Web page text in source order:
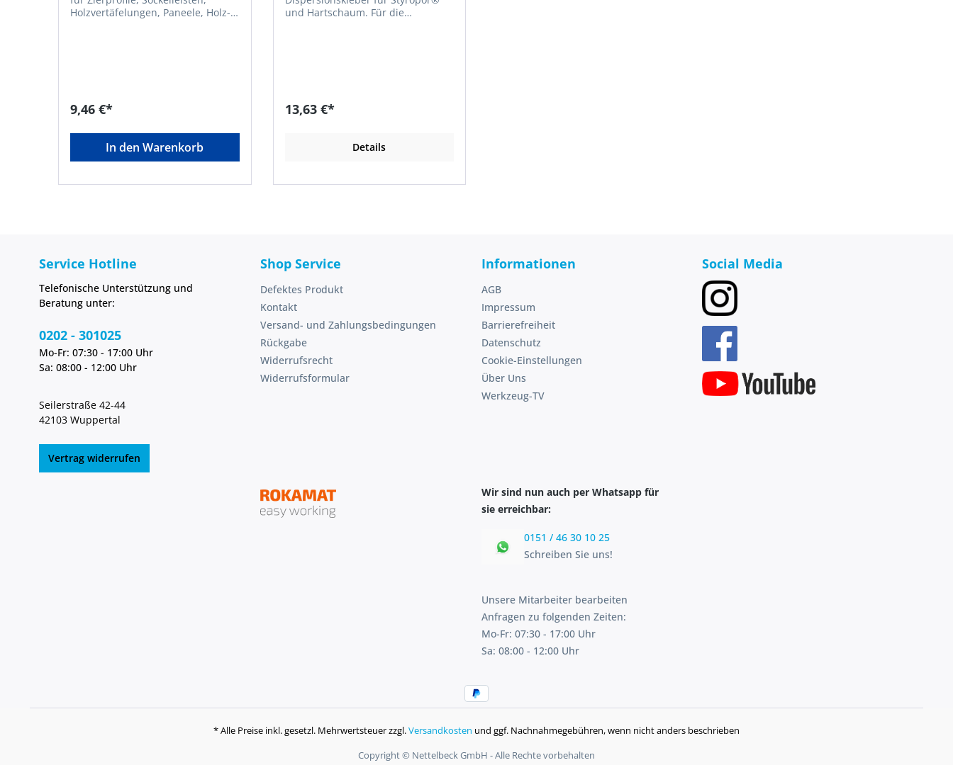
Holzvertäfelungen, Paneele, Holz-
Nägel • Hohe Anfangshaftung •
Lösungsmittelfrei • Für innen und
temperaturbeständig von –20 °C
°CGefahrenhinweise:EUH208:
9,46 €*
In den Warenkorb
und Hartschaum. Für die
ca. 500 - 900 g pro m² - je nach
Auftragsstärke und
13,63 €*
Details
Service Hotline
Telefonische Unterstützung und
Beratung unter:
0202 - 301025
Mo-Fr: 07:30 - 17:00 Uhr
Sa: 08:00 - 12:00 Uhr
Seilerstraße 42-44
42103 Wuppertal
Vertrag widerrufen
Shop Service
Defektes Produkt
Kontakt
Versand- und Zahlungsbedingungen
Rückgabe
Widerrufsrecht
Widerrufsformular
Informationen
AGB
Impressum
Barrierefreiheit
Datenschutz
Cookie-Einstellungen
Über Uns
Werkzeug-TV
Social Media
Wir sind nun auch per Whatsapp für
sie erreichbar:
0151 / 46 30 10 25
Schreiben Sie uns!
Unsere Mitarbeiter bearbeiten
Anfragen zu folgenden Zeiten:
Mo-Fr: 07:30 - 17:00 Uhr
Sa: 08:00 - 12:00 Uhr
* Alle Preise inkl. gesetzl. Mehrwertsteuer zzgl.Versandkosten und ggf. Nachnahmegebühren, wenn nicht anders beschrieben
Copyright © Nettelbeck GmbH - Alle Rechte vorbehalten